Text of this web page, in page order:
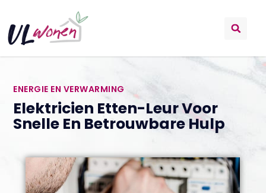
ENERGIE EN VERWARMING
Elektricien Etten-Leur Voor
Snelle En Betrouwbare Hulp